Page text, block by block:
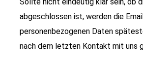
abgeschlossen ist, werden die
personenbezogenen Daten
nach dem letzten Kontakt mit uns